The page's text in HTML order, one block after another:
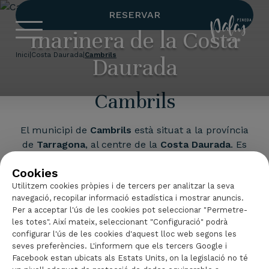
Hotel Palas
Cambrils, essència
marinera de la Costa
Daurada
RESERVAR
Inici Costa Daurada Cambrils
Cambrils
El municipi de Cambrils està situat a la província
de Tarragona, al centre de la Costa Daurada. Es
Tarragona ia 115 quilòmetres de
Passeig marítim
Cookies
Utilitzem cookies pròpies i de tercers per analitzar la seva
navegació, recopilar informació estadística i mostrar anuncis.
Per a acceptar l'ús de les cookies pot seleccionar "Permetre-
les totes". Així mateix, seleccionant "Configuració" podrà
configurar l'ús de les cookies d'aquest lloc web segons les
seves preferències. L'informem que els tercers Google i
Facebook estan ubicats als Estats Units, on la legislació no té